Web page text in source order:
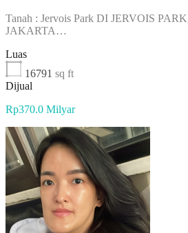
Tanah : Jervois Park DI JERVOIS
JAKARTA…
Luas
16791 sq ft
Dijual
Rp370.0 Milyar